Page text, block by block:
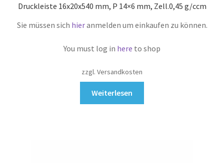
Druckleiste 16x20x540 mm, P 14×6 mm, Zell.0,45 g/ccm
Sie müssen sich hieranmelden um einkaufen zu können.
You must log in here to shop
zzgl. Versandkosten
Weiterlesen